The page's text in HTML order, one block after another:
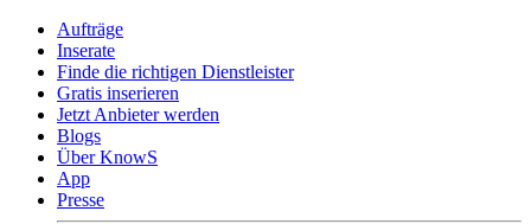
Aufträge
Inserate
Finde die richtigen Dienstleister
Gratis inserieren
Jetzt Anbieter werden
Blogs
Über KnowS
App
Presse